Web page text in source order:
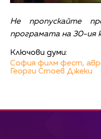
Не пропускайте
програмата на 30-
Ключови думи:
София филм фест,
Георги Стоев Джеки